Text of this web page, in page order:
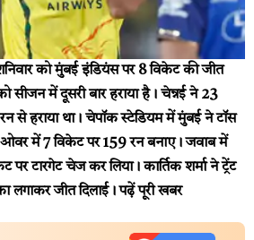
को मुंबई इंडियंस पर 8 विकेट की जीत
सीजन में दूसरी बार हराया है। चेन्नई ने 23
से हराया था। चेपॉक स्टेडियम में मुंबई ने टॉस
में 7 विकेट पर 159 रन बनाए। जवाब में
टारगेट चेज कर लिया। कार्तिक शर्मा ने ट्रेंट
लगाकर जीत दिलाई।पढ़ें पूरी खबर